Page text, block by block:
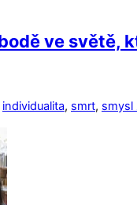
ve světě,
individualita, smrt, smysl